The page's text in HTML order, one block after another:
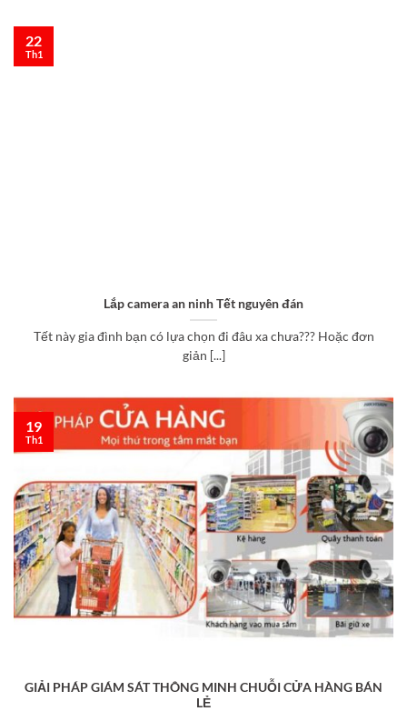
Lắp camera an ninh Tết nguyên đán
Tết này gia đình bạn có lựa chọn đi đâu xa chưa??? Hoặc đơn
giản [...]
22
Th1
GIẢI PHÁP GIÁM SÁT THÔNG MINH CHUỖI CỬA HÀNG BÁN
LẺ
19
Th1